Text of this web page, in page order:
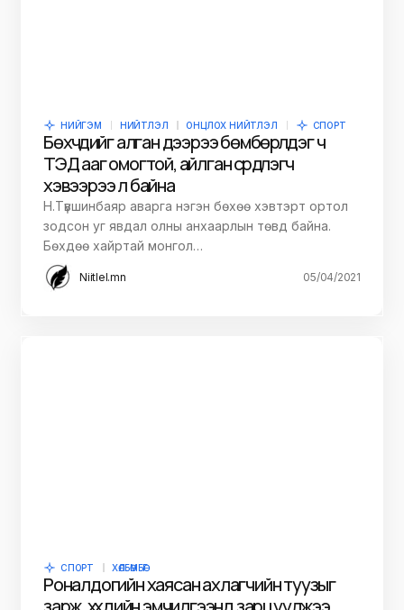
НИЙГЭМ НИЙТЛЭЛ ОНЦЛОХ НИЙТЛЭЛ СПОРТ
Бөхчүүдийг алган дээрээ бөмбөрүүлдэг ч
ТЭД ааг омогтой, айлган сүрдүүлэгч
хэвээрээ л байна
Н.Түвшинбаяр аварга нэгэн бөхөө хэвтэрт ортол
зодсон уг явдал олны анхаарлын төвд байна.
Бөхдөө хайртай монгол…
Niitlel.mn 05/04/2021
СПОРТ ХӨЛБӨМБӨГ
Роналдогийн хаясан ахлагчийн туузыг